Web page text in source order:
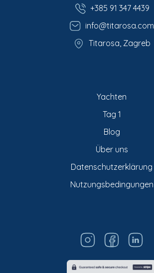
+385 91 347 4439
info@titarosa.com
Titarosa, Zagreb
Yachten
Tag 1
Blog
Über uns
Datenschutzerklärung
Nutzungsbedingungen